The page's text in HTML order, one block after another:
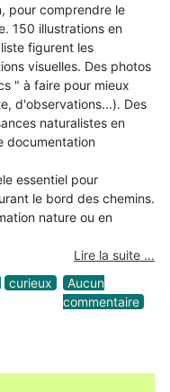
pour comprendre le
150 illustrations en
figurent les
visuelles. Des photos
" à faire pour mieux
d'observations...). Des
naturalistes en
documentation
essentiel pour
le bord des chemins.
nature ou en
Lire la suite …
curieux
Aucun
commentaire